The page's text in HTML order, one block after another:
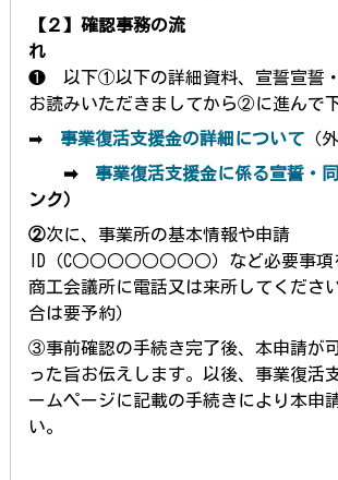
【２】確認事務の流
❶ 以下①以下の詳細資料、宣誓宣誓
お読みいただきましてから②に進んで下
➡ 事業復活支援金の詳細について（
➡ 事業復活支援金に係る宣誓・
ンク）
②次に、事業所の基本情報や申請
ID（C○○○○○○○○）など必要事項
商工会議所に電話又は来所してくださ
合は要予約）
③事前確認の手続き完了後、本申請が
った旨お伝えします。以後、事業復活
ームページに記載の手続きにより本申
い。